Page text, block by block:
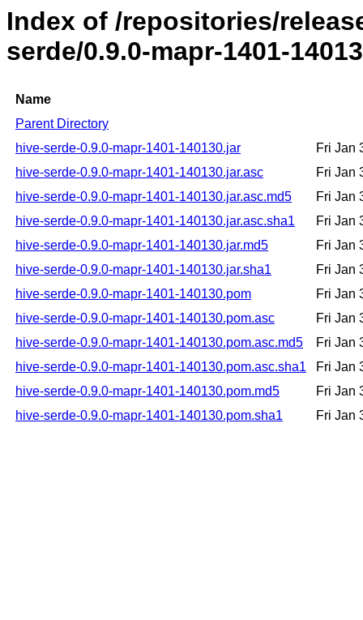
Index of /repositories/
serde/0.9.0-mapr-1401-
Name
Parent Directory
hive-serde-0.9.0-mapr-1401-140130.jar
Fri Jan
hive-serde-0.9.0-mapr-1401-140130.jar.asc
Fri Jan
hive-serde-0.9.0-mapr-1401-140130.jar.asc.md5
Fri Jan
hive-serde-0.9.0-mapr-1401-140130.jar.asc.sha1
Fri Jan
hive-serde-0.9.0-mapr-1401-140130.jar.md5
Fri Jan
hive-serde-0.9.0-mapr-1401-140130.jar.sha1
Fri Jan
hive-serde-0.9.0-mapr-1401-140130.pom
Fri Jan
hive-serde-0.9.0-mapr-1401-140130.pom.asc
Fri Jan
hive-serde-0.9.0-mapr-1401-140130.pom.asc.md5
Fri Jan
hive-serde-0.9.0-mapr-1401-140130.pom.asc.sha1
Fri Jan
hive-serde-0.9.0-mapr-1401-140130.pom.md5
Fri Jan
hive-serde-0.9.0-mapr-1401-140130.pom.sha1
Fri Jan